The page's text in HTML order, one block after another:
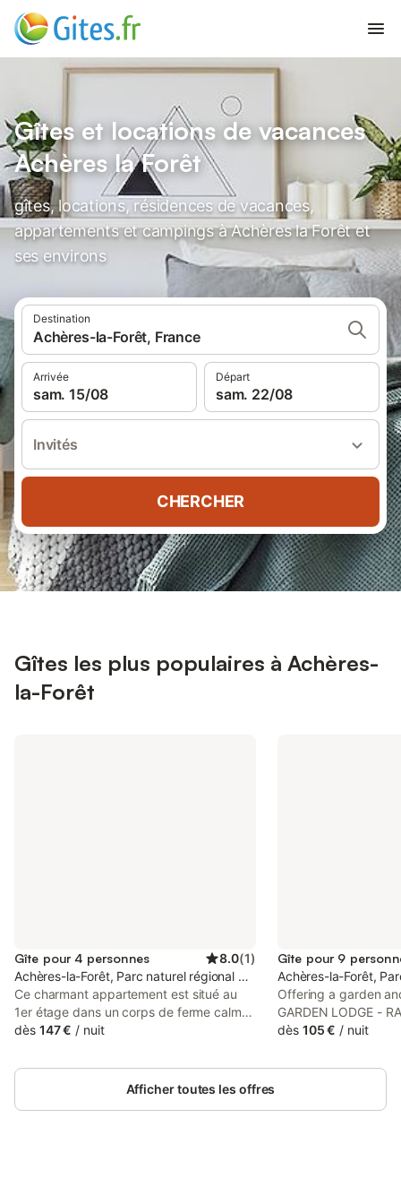
Gîtes et locations de vacances
Achères la Forêt
gîtes, locations, résidences de vacances,
appartements et campings à Achères la Forêt et
ses environs
Destination
Achères-la-Forêt, France
Arrivée
sam. 15/08
Départ
sam. 22/08
Invités
CHERCHER
Gîtes les plus populaires à Achères-
la-Forêt
Gîte pour 4 personnes 8.0(1)
Achères-la-Forêt, Parc naturel régional du Gâtinais français
Ce charmant appartement est situé au
1er étage dans un corps de ferme calme
et agréable. Situé en lisière de forêt de
joliment décorée, vous offre un cadre
propice à la rêverie et à la détente, à la
dès 147 € / nuit
Gîte pour 9
Achères-la-Forêt,
Offering a garden
GARDEN LODGE -
Séminaires - Séjour
located in Achères-
dès 105 € / nuit
Afficher toutes les offres